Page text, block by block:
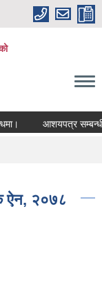
आशयपत्र सम्बन्धी
ऐन, २०७८